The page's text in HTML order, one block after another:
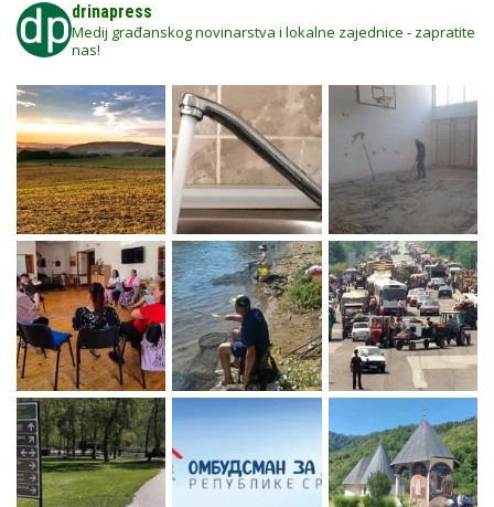
drinapress
Medij građanskog novinarstva i lokalne zajednice - zapratite
nas!